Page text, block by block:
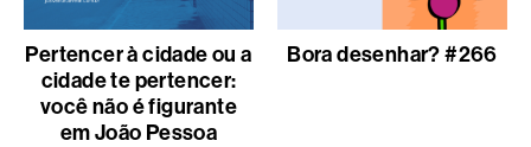
Pertencer à cidade ou a
cidade te pertencer:
você não é figurante
em João Pessoa
Bora desenhar? #266